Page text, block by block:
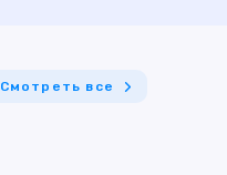
Смотреть все